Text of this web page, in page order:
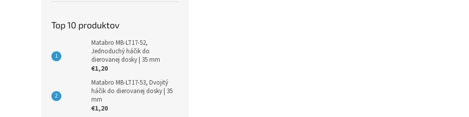
Top 10 produktov
Matabro MB-LT17-52,
Jednoduchý háčik do
dierovanej dosky | 35 mm
€1,20
Matabro MB-LT17-53, Dvojitý
háčik do dierovanej dosky | 35
mm
€1,20